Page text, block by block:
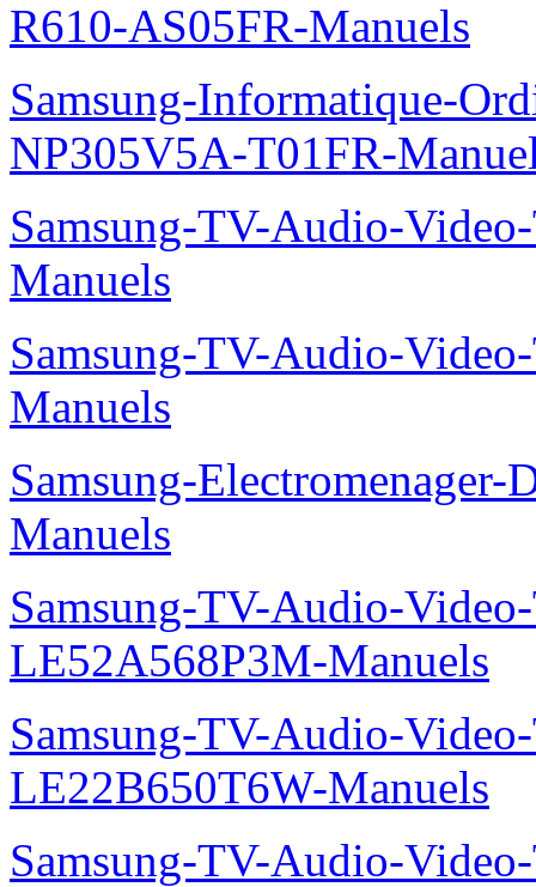
R610-AS05FR-Manuels
Samsung-Informatique-
NP305V5A-T01FR-
Samsung-TV-Audio-
Manuels
Samsung-TV-Audio-
Manuels
Samsung-
Manuels
Samsung-TV-Audio-
LE52A568P3M-Manuels
Samsung-TV-Audio-
LE22B650T6W-Manuels
Samsung-TV-Audio-